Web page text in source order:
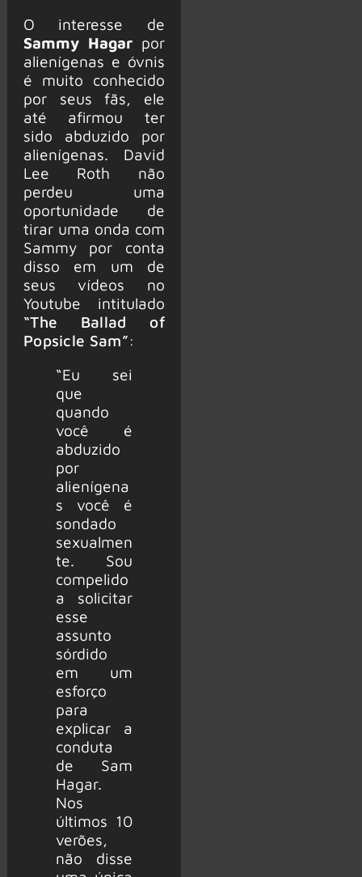
O interesse de
Sammy Hagar por
alienígenas e óvnis
é muito conhecido
por seus fãs, ele
até afirmou ter
sido abduzido por
alienígenas. David
Lee Roth não
perdeu uma
oportunidade de
tirar uma onda com
Sammy por conta
disso em um de
seus vídeos no
Youtube intitulado
“The Ballad of
Popsicle Sam”:
“Eu sei
que
quando
você é
abduzido
por
alienígena
s você é
sondado
sexualmen
te. Sou
compelido
a solicitar
esse
assunto
sórdido
em um
esforço
para
explicar a
conduta
de Sam
Hagar.
Nos
últimos 10
verões,
não disse